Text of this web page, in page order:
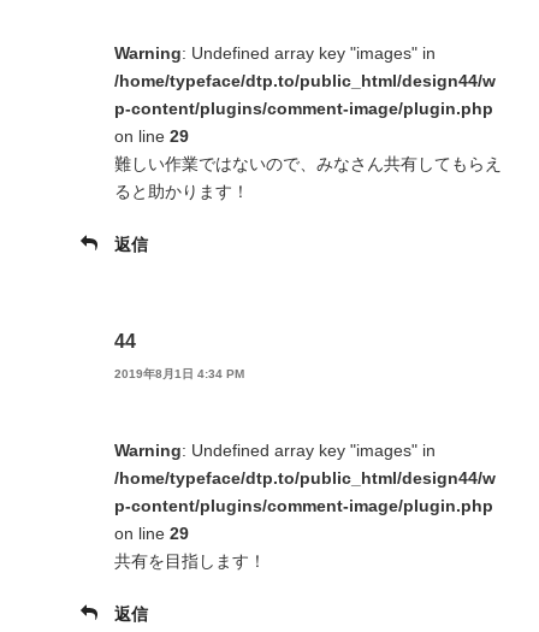
Warning: Undefined array key "images" in
/home/typeface/dtp.to/public_html/design44/w
p-content/plugins/comment-image/plugin.php
on line 29
難しい作業ではないので、みなさん共有してもらえ
ると助かります！
返信
44
2019年8月1日 4:34 PM
Warning: Undefined array key "images" in
/home/typeface/dtp.to/public_html/design44/w
p-content/plugins/comment-image/plugin.php
on line 29
共有を目指します！
返信